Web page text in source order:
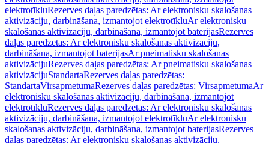
elektrotīkluRezerves daļas paredzētas: Ar elektronisku skalošanas
aktivizāciju, darbināšana, izmantojot elektrotīkluAr elektronisku
skalošanas aktivizāciju, darbināšana, izmantojot baterijasRezerves
daļas paredzētas: Ar elektronisku skalošanas aktivizāciju,
darbināšana, izmantojot baterijasAr pneimatisku skalošanas
aktivizācijuRezerves daļas paredzētas: Ar pneimatisku skalošanas
aktivizācijuStandartaRezerves daļas paredzētas:
StandartaVirsapmetumaRezerves daļas paredzētas: VirsapmetumaAr
elektronisku skalošanas aktivizāciju, darbināšana, izmantojot
elektrotīkluRezerves daļas paredzētas: Ar elektronisku skalošanas
aktivizāciju, darbināšana, izmantojot elektrotīkluAr elektronisku
skalošanas aktivizāciju, darbināšana, izmantojot baterijasRezerves
daļas paredzētas: Ar elektronisku skalošanas aktivizāciju,